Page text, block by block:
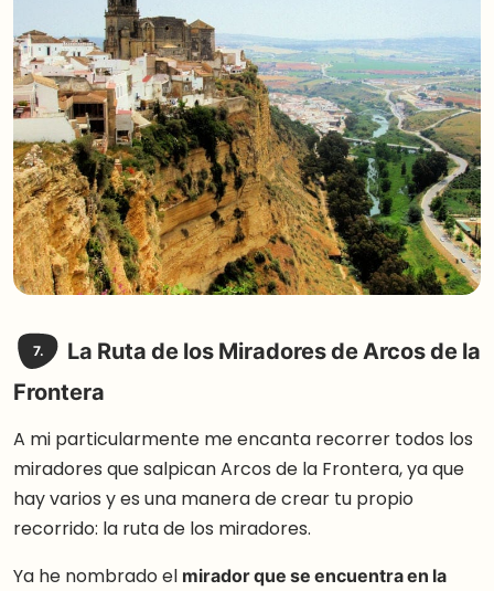
7.
La Ruta de los Miradores de Arcos de la
Frontera
A mi particularmente me encanta recorrer todos los
miradores que salpican Arcos de la Frontera, ya que
hay varios y es una manera de crear tu propio
recorrido: la ruta de los miradores.
Ya he nombrado el mirador que se encuentra en la